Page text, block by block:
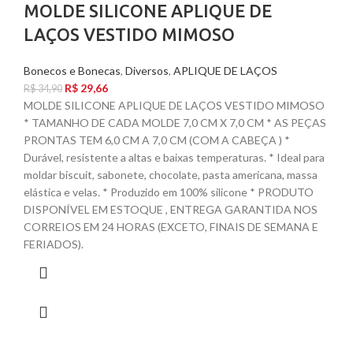
MOLDE SILICONE APLIQUE DE
LAÇOS VESTIDO MIMOSO
Bonecos e Bonecas, Diversos, APLIQUE DE LAÇOS
R$34,90 R$ 29,66
MOLDE SILICONE APLIQUE DE LAÇOS VESTIDO MIMOSO
* TAMANHO DE CADA MOLDE 7,0 CM X 7,0 CM * AS PEÇAS
PRONTAS TEM 6,0 CM A 7,0 CM (COM A CABEÇA ) *
Durável, resistente a altas e baixas temperaturas. * Ideal para
moldar biscuit, sabonete, chocolate, pasta americana, massa
elástica e velas. * Produzido em 100% silicone * PRODUTO
DISPONÍVEL EM ESTOQUE , ENTREGA GARANTIDA NOS
CORREIOS EM 24 HORAS (EXCETO, FINAIS DE SEMANA E
FERIADOS).